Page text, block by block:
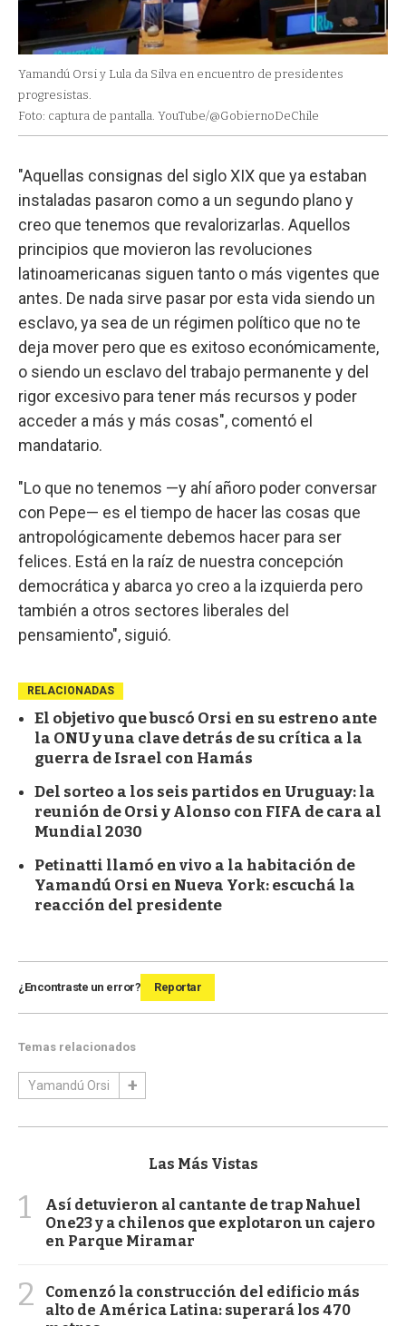
Yamandú Orsi y Lula da Silva en encuentro de presidentes
progresistas.
Foto: captura de pantalla. YouTube/@GobiernoDeChile
"Aquellas consignas del siglo XIX que ya estaban
instaladas pasaron como a un segundo plano y
creo que tenemos que revalorizarlas. Aquellos
principios que movieron las revoluciones
latinoamericanas siguen tanto o más vigentes que
antes. De nada sirve pasar por esta vida siendo un
esclavo, ya sea de un régimen político que no te
deja mover pero que es exitoso económicamente,
o siendo un esclavo del trabajo permanente y del
rigor excesivo para tener más recursos y poder
acceder a más y más cosas", comentó el
mandatario.
"Lo que no tenemos —y ahí añoro poder conversar
con Pepe— es el tiempo de hacer las cosas que
antropológicamente debemos hacer para ser
felices. Está en la raíz de nuestra concepción
democrática y abarca yo creo a la izquierda pero
también a otros sectores liberales del
pensamiento", siguió.
RELACIONADAS
El objetivo que buscó Orsi en su estreno ante
la ONU y una clave detrás de su crítica a la
guerra de Israel con Hamás
Del sorteo a los seis partidos en Uruguay: la
reunión de Orsi y Alonso con FIFA de cara al
Mundial 2030
Petinatti llamó en vivo a la habitación de
Yamandú Orsi en Nueva York: escuchá la
reacción del presidente
¿Encontraste un error? Reportar
Temas relacionados
Yamandú Orsi
Las Más Vistas
1
Así detuvieron al cantante de trap Nahuel
One23 y a chilenos que explotaron un cajero
en Parque Miramar
2
Comenzó la construcción del edificio más
alto de América Latina: superará los 470